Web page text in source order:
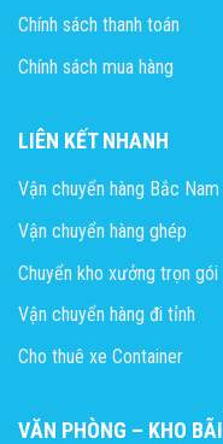
Chính sách thanh toán
Chính sách mua hàng
LIÊN KẾT NHANH
Vận chuyển hàng Bắc Nam
Vận chuyển hàng ghép
Chuyển kho xưởng trọn gói
Vận chuyển hàng đi tỉnh
Cho thuê xe Container
VĂN PHÒNG – KHO BÃI